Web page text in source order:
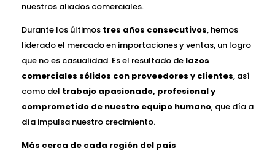
nuestros aliados comerciales.
Durante los últimos tres años consecutivos, hemos
liderado el mercado en importaciones y ventas, un logro
que no es casualidad. Es el resultado de lazos
comerciales sólidos con proveedores y clientes, así
como del trabajo apasionado, profesional y
comprometido de nuestro equipo humano, que día a
día impulsa nuestro crecimiento.
Más cerca de cada región del país